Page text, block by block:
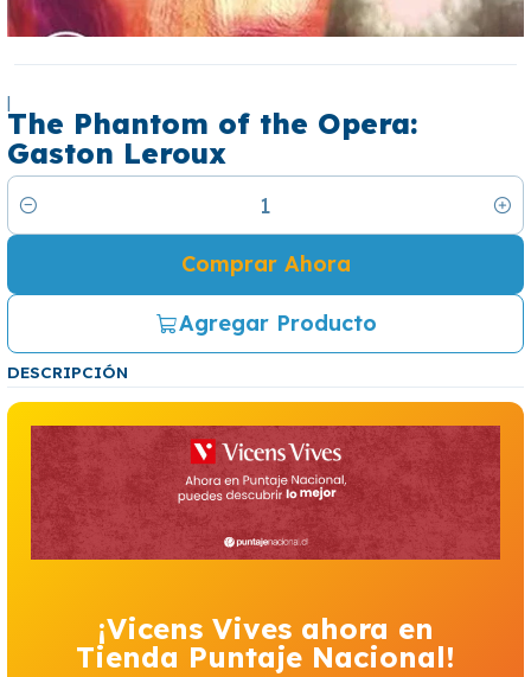
|
The Phantom of the Opera:
Gaston Leroux
Cantidad
Agregar Producto
Comprar Ahora
DESCRIPCIÓN
¡Vicens Vives ahora en
Tienda Puntaje Nacional!